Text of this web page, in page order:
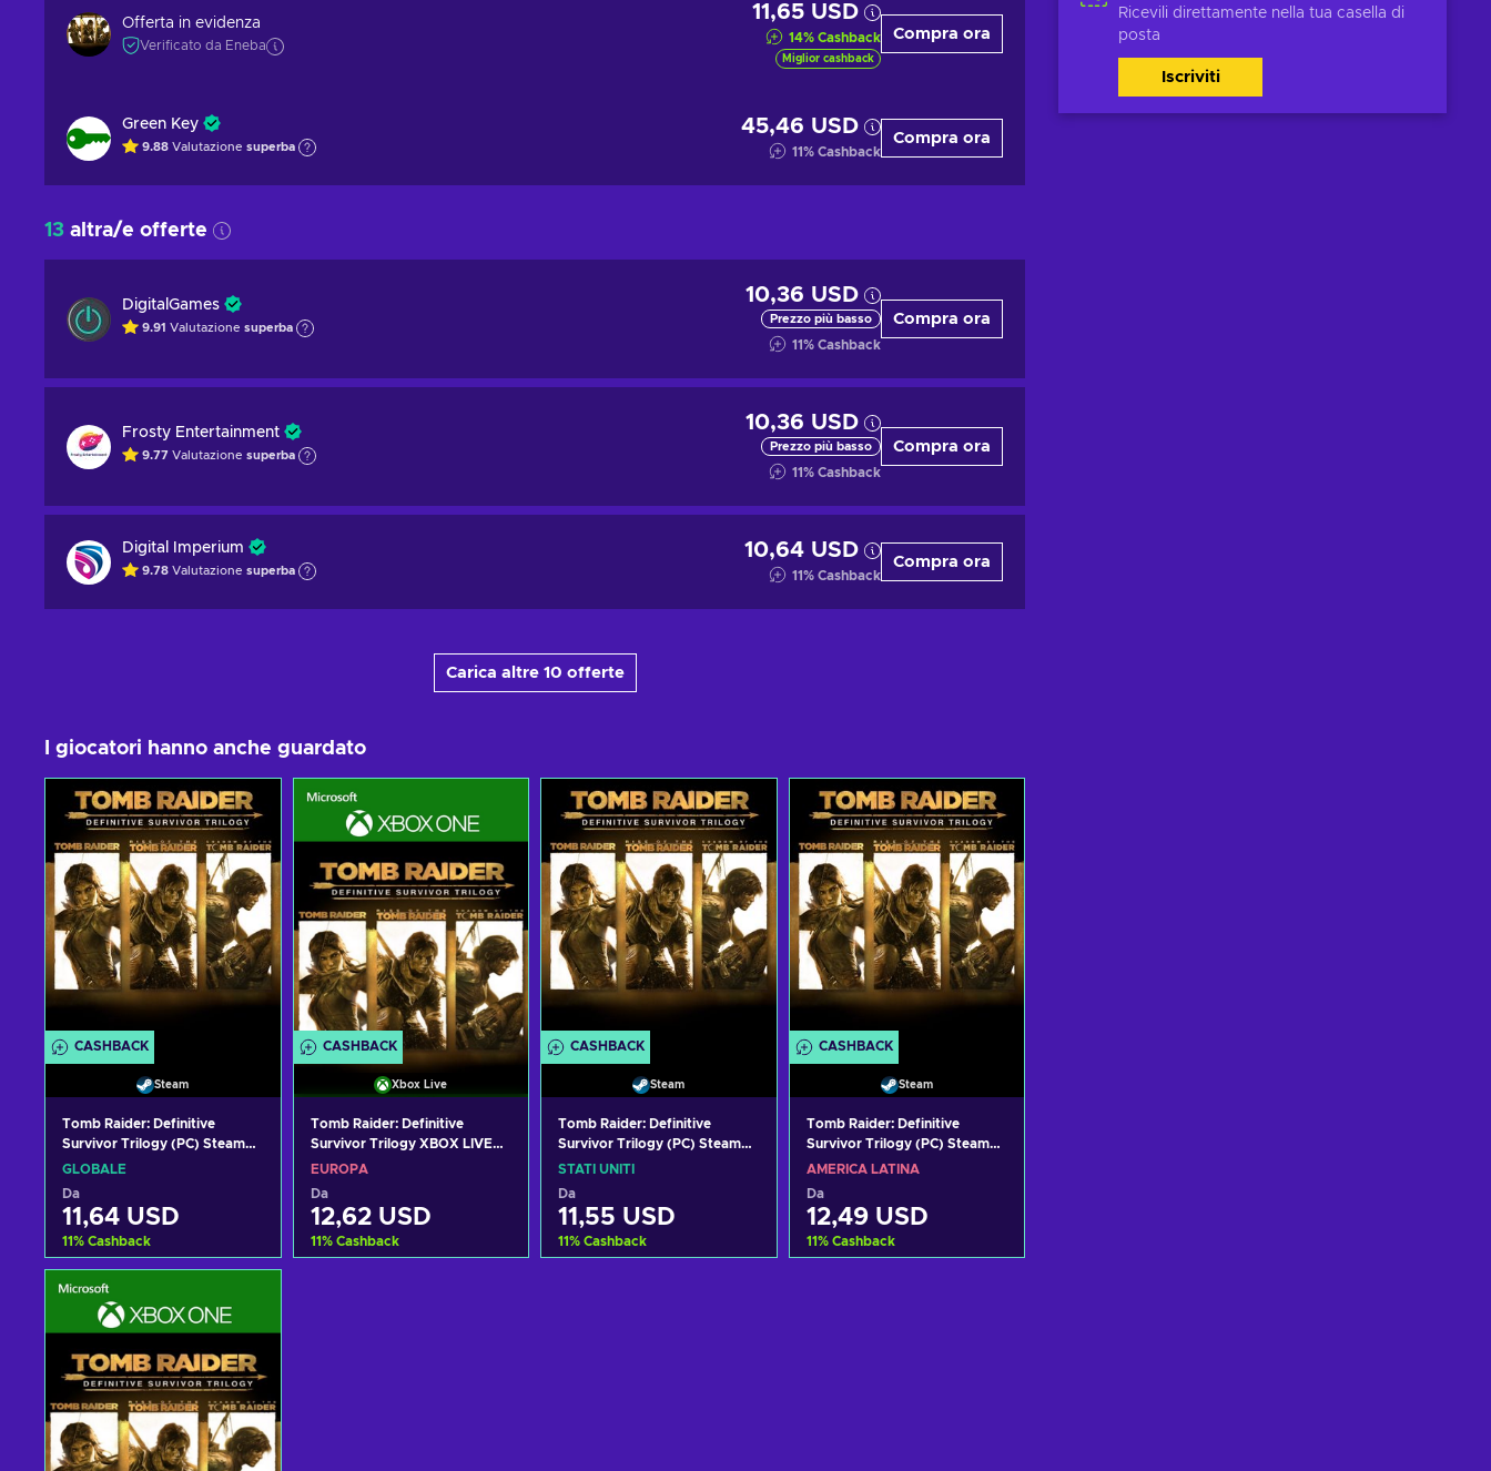
Ricevili direttamente nella tua casella di
posta
Iscriviti
Offerta in evidenza
Verificato da Eneba
11,65 USD
14% Cashback
Miglior cashback
Compra ora
Green Key
9.88 Valutazione superba
45,46 USD
11% Cashback
Compra ora
13 altra/e offerte
DigitalGames
9.91 Valutazione superba
10,36 USD
Prezzo più basso
11% Cashback
Compra ora
Frosty Entertainment
9.77 Valutazione superba
10,36 USD
Prezzo più basso
11% Cashback
Compra ora
Digital Imperium
9.78 Valutazione superba
10,64 USD
11% Cashback
Compra ora
Carica altre 10 offerte
I giocatori hanno anche guardato
CASHBACK
Steam
Tomb Raider: Definitive
Survivor Trilogy (PC) Steam
Key GLOBAL
GLOBALE
Da
11,64 USD
11% Cashback
Aggiungi al carrello
Visualizza offerte
CASHBACK
Xbox Live
Tomb Raider: Definitive
Survivor Trilogy XBOX LIVE
Key EUROPE
EUROPA
Da
12,62 USD
11% Cashback
CASHBACK
Steam
Tomb Raider: Definitive
Survivor Trilogy (PC) Steam
Key UNITED STATES
STATI UNITI
Da
11,55 USD
11% Cashback
CASHBACK
Steam
Tomb Raider: Definitive
Survivor Trilogy (PC) Steam
Key LATAM
AMERICA LATINA
Da
12,49 USD
11% Cashback